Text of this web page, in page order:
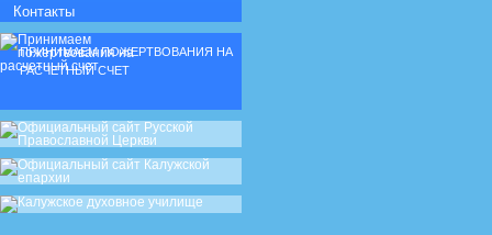
Контакты
ПРИНИМАЕМ ПОЖЕРТВОВАНИЯ НА
РАСЧЕТНЫЙ СЧЕТ